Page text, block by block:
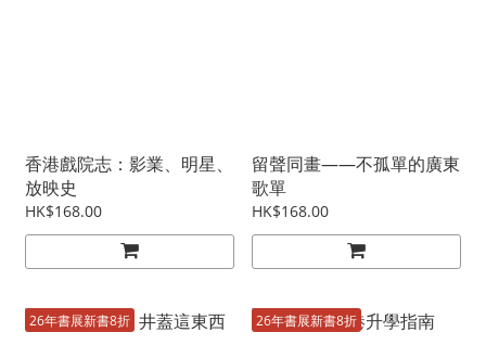
香港戲院志：影業、明星、
放映史
HK$168.00
留聲同畫——不孤單的廣東
歌單
HK$168.00
26年書展新書8折 26年書展新書8折